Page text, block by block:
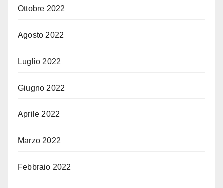
Ottobre 2022
Agosto 2022
Luglio 2022
Giugno 2022
Aprile 2022
Marzo 2022
Febbraio 2022